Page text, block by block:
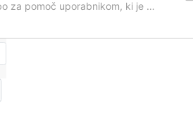
za pomoč uporabnikom, ki je …